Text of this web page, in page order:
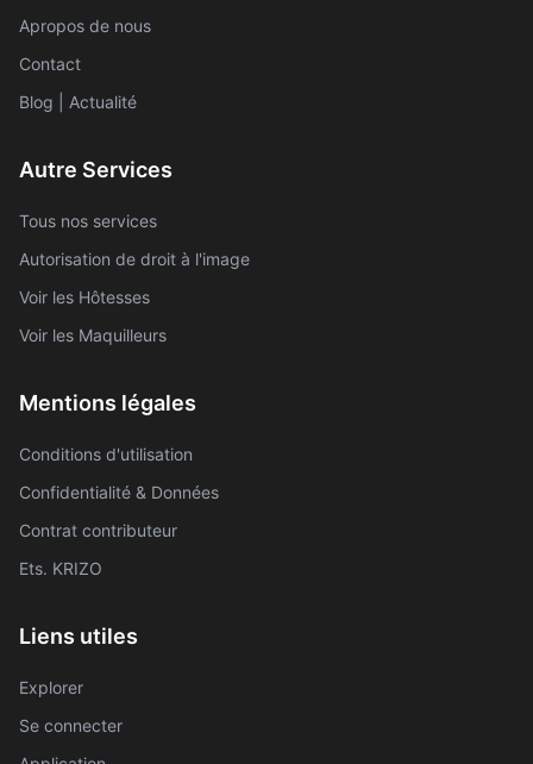
Apropos de nous
Contact
Blog | Actualité
Autre Services
Tous nos services
Autorisation de droit à l'image
Voir les Hôtesses
Voir les Maquilleurs
Mentions légales
Conditions d'utilisation
Confidentialité & Données
Contrat contributeur
Ets. KRIZO
Liens utiles
Explorer
Se connecter